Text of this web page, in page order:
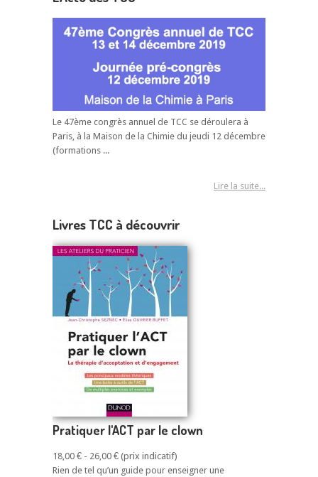
Le 47ème congrès annuel de TCC se déroulera à
Paris, à la Maison de la Chimie du jeudi 12 décembre
(formations ...
Lire la suite...
Livres TCC à découvrir
Pratiquer l'ACT par le clown
18,00 € - 26,00 €
Rien de tel qu’un guide pour enseigner une